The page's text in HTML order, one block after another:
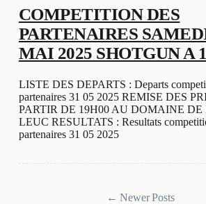
COMPETITION DES
PARTENAIRES
MAI 2025 SHOTGUN A
LISTE DES DEPARTS : Departs
partenaires 31 05 2025 REMISE DES
PARTIR DE 19H00 AU DOMAINE DE
LEUC RESULTATS : Resultats
partenaires 31 05 2025
← NewerPosts